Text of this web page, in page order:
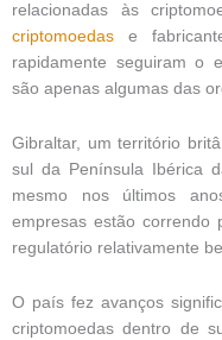
relacionadas às
criptomoedas e
rapidamente seguiram o
são apenas algumas das
Gibraltar, um território
sul da Península Ibérica
mesmo nos últimos
empresas estão
regulatório relativamente
O país fez avanços
criptomoedas dentro de